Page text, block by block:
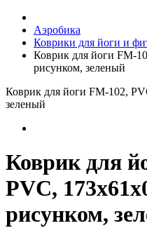
Аэробика
Коврики для йоги и
Коврик для йоги FM-
рисунком, зеленый
Коврик для йоги FM-102,
зеленый
Коврик для
PVC,
рисунком,